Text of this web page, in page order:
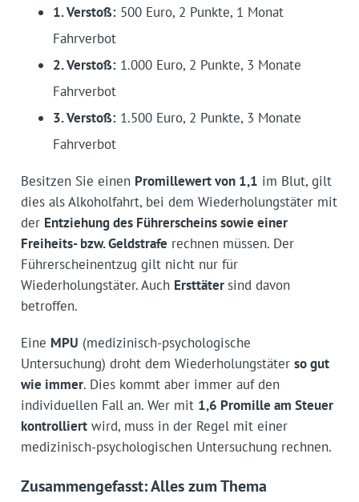
1. Verstoß:500 Euro, 2 Punkte, 1 Monat
Fahrverbot
2. Verstoß:1.000 Euro, 2 Punkte, 3 Monate
Fahrverbot
3. Verstoß:1.500 Euro, 2 Punkte, 3 Monate
Fahrverbot
Besitzen Sie einen Promillewert von 1,1 im Blut, gilt
dies als Alkoholfahrt, bei dem Wiederholungstäter mit
der Entziehung des Führerscheins sowie einer
Freiheits- bzw. Geldstrafe rechnen müssen. Der
Führerscheinentzug gilt nicht nur für
Wiederholungstäter. Auch Ersttätersind davon
betroffen.
Eine MPU (medizinisch-psychologische
Untersuchung) droht dem Wiederholungstäter so gut
wie immer. Dies kommt aber immer auf den
individuellen Fall an. Wer mit 1,6 Promille am Steuer
kontrolliertwird, muss in der Regel mit einer
medizinisch-psychologischen Untersuchung rechnen.
Zusammengefasst: Alles zum Thema